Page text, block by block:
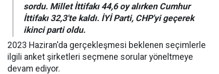
sordu. Millet İttifakı 44,6 oy alırken Cumhur
İttifakı 32,3'te kaldı. İYİ Parti, CHP'yi geçerek
ikinci parti oldu.
2023 Haziran'da gerçekleşmesi beklenen seçimlerle
ilgili anket şirketleri seçmene sorular yöneltmeye
devam ediyor.